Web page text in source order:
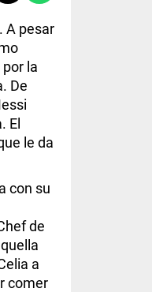
A pesar
la
De
El
le da
con su
de
a
comer